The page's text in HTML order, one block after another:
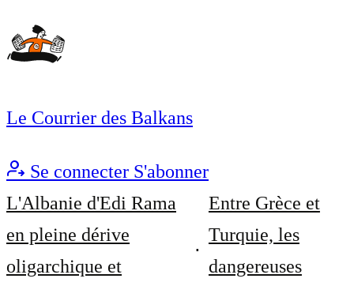
Le Courrier des Balkans
Se connecter S'abonner
L'Albanie d'Edi Rama
en pleine dérive
oligarchique et
Entre Grèce et
Turquie, les
dangereuses